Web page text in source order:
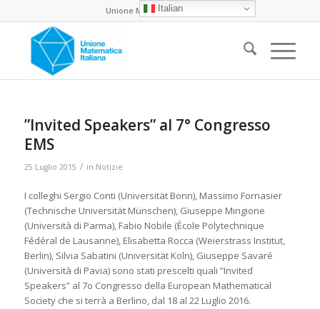
Unione Matematica Italiana
”Invited Speakers” al 7° Congresso
EMS
25 Luglio 2015 / in Notizie
I colleghi Sergio Conti (Universität Bonn), Massimo Fornasier
(Technische Universität Münschen), Giuseppe Mingione
(Università di Parma), Fabio Nobile (Ècole Polytechnique
Fédéral de Lausanne), Elisabetta Rocca (Weierstrass Institut,
Berlin), Silvia Sabatini (Universität Koln), Giuseppe Savaré
(Università di Pavia) sono stati prescelti quali ”Invited
Speakers” al 7o Congresso della European Mathematical
Society che si terrà a Berlino, dal 18 al 22 Luglio 2016.
Italian